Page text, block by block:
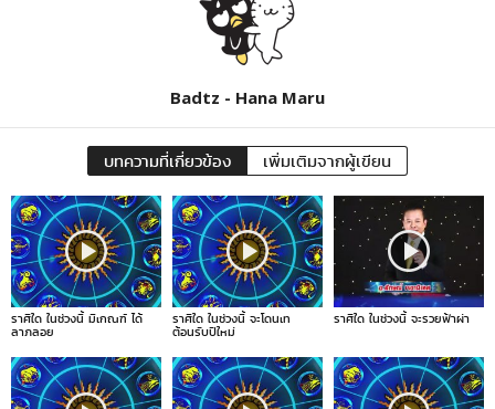
Badtz - Hana Maru
บทความที่เกี่ยวข้อง เพิ่มเติมจากผู้เขียน
ราศีใด ในช่วงนี้ มีเกณฑ์ ได้
ลาภลอย
ราศีใด ในช่วงนี้ จะโดนเท
ต้อนรับปีใหม่
ราศีใด ในช่วงนี้ จะรวยฟ้าผ่า